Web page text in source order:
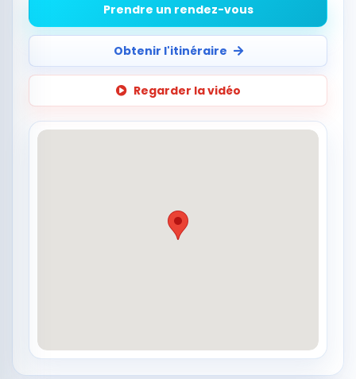
Prendre un rendez-vous
Obtenir l'itinéraire
Regarder la vidéo